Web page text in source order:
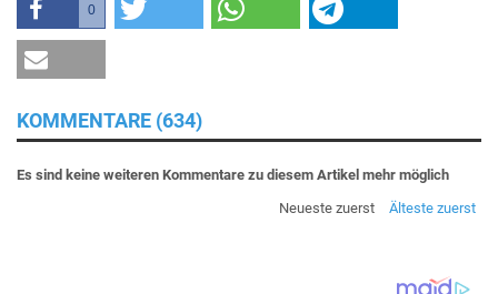
0
KOMMENTARE (634)
Es sind keine weiteren Kommentare zu diesem Artikel mehr möglich
Neueste zuerst
Älteste zuerst